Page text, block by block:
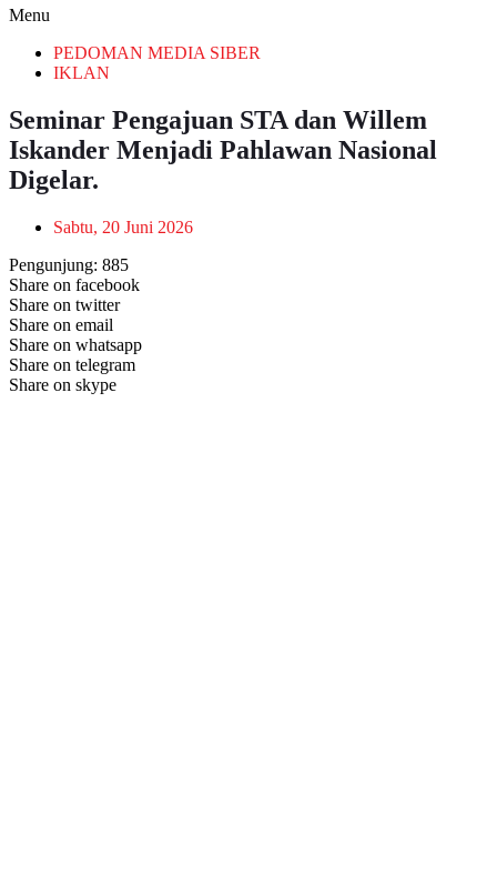
Menu
PEDOMAN MEDIA SIBER
IKLAN
Seminar Pengajuan STA dan Willem
Iskander Menjadi Pahlawan Nasional
Digelar.
Sabtu, 20 Juni 2026
Pengunjung: 885
Share on facebook
Share on twitter
Share on email
Share on whatsapp
Share on telegram
Share on skype